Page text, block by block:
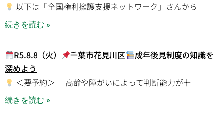
以下は「全国権利擁護支援ネットワーク」さんから
続きを読む »
R5.8.8（火） 千葉市花見川区
成年後見制度の知識を
深めよう
＜要予約＞ 高齢や障がいによって判断能力が十
続きを読む »